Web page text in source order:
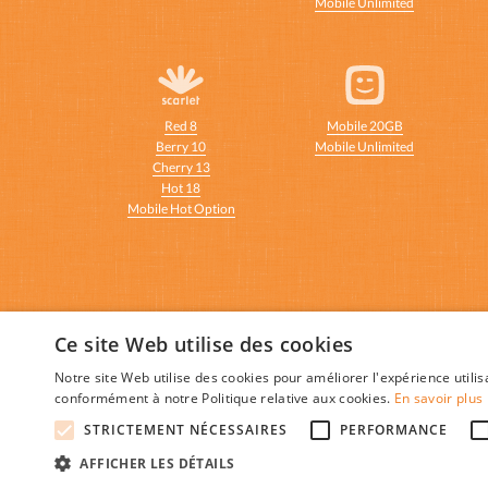
Red 8
Berry 10
Cherry 13
Hot 18
Mobile Hot Option
Mobile 20GB
Mobile Unlimited
© 2026 Mon-Abonnement-
Mon-
Ce site Web utilise des cookies
Notre site Web utilise des cookies pour améliorer l'expérience
conformément à notre Politique relative aux cookies. En savoir plus
STRICTEMENT NÉCESSAIRES
PERFORMANCE
AFFICHER LES DÉTAILS